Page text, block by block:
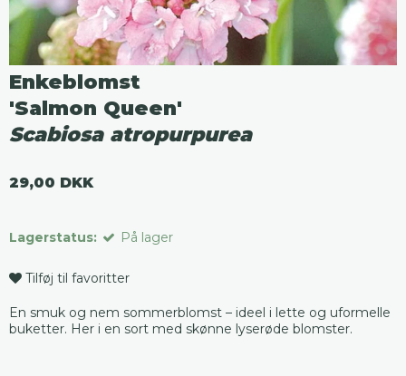
Enkeblomst
'Salmon Queen'
Scabiosa atropurpurea
29,00 DKK
Lagerstatus: På lager
Tilføj til favoritter
En smuk og nem sommerblomst – ideel i lette og uformelle
buketter. Her i en sort med skønne lyserøde blomster.